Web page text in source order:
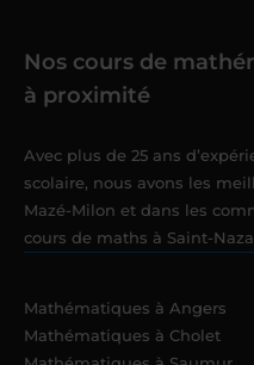
Nos cours de
à proximité
Avec plus de 25 ans
scolaire, nous avons les
Mazé-Milon et dans les
cours de maths à Saint-
Mathématiques à Angers
Mathématiques à Cholet